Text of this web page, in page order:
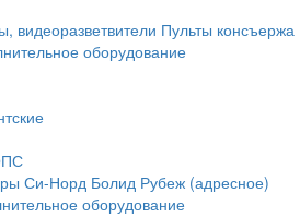
видеоразветвители Пульты консъержа
оборудование
Си-Норд Болид Рубеж (адресное)
оборудование